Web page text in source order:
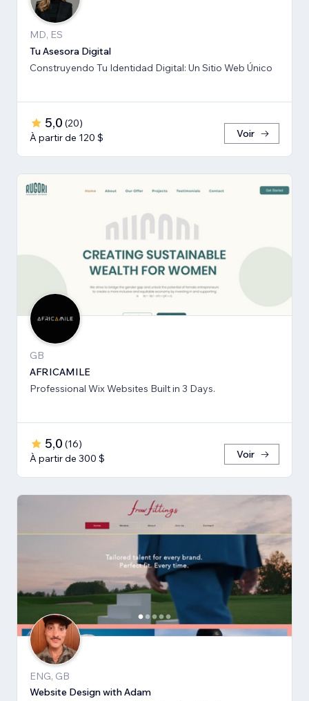
MD, ES
Tu Asesora Digital
Construyendo Tu Identidad Digital: Un Sitio Web Único
5,0 (20)
À partir de 120 $
Voir
GB
AFRICAMILE
Professional Wix Websites Built in 3 Days.
5,0 (16)
À partir de 300 $
Voir
ENG, GB
Website Design with Adam